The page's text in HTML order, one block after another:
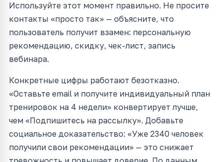
Используйте этот момент правильно. Не просите
контакты «просто так» — объясните, что
пользователь получит взамен: персональную
рекомендацию, скидку, чек-лист, запись
вебинара.
Конкретные цифры работают безотказно.
«Оставьте email и получите индивидуальный план
тренировок на 4 недели» конвертирует лучше,
чем «Подпишитесь на рассылку». Добавьте
социальное доказательство: «Уже 2340 человек
получили свои рекомендации» — это снижает